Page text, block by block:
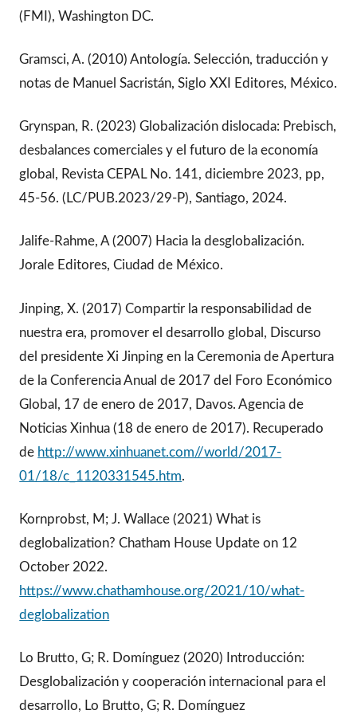
(FMI), Washington DC.
Gramsci, A. (2010) Antología. Selección, traducción y
notas de Manuel Sacristán, Siglo XXI Editores, México.
Grynspan, R. (2023) Globalización dislocada: Prebisch,
desbalances comerciales y el futuro de la economía
global, Revista CEPAL No. 141, diciembre 2023, pp,
45-56. (LC/PUB.2023/29-P), Santiago, 2024.
Jalife-Rahme, A (2007) Hacia la desglobalización.
Jorale Editores, Ciudad de México.
Jinping, X. (2017) Compartir la responsabilidad de
nuestra era, promover el desarrollo global, Discurso
del presidente Xi Jinping en la Ceremonia de Apertura
de la Conferencia Anual de 2017 del Foro Económico
Global, 17 de enero de 2017, Davos. Agencia de
Noticias Xinhua (18 de enero de 2017). Recuperado
de http://www.xinhuanet.com//world/2017-
01/18/c_1120331545.htm.
Kornprobst, M; J. Wallace (2021) What is
deglobalization? Chatham House Update on 12
October 2022.
https://www.chathamhouse.org/2021/10/what-
deglobalization
Lo Brutto, G; R. Domínguez (2020) Introducción:
Desglobalización y cooperación internacional para el
desarrollo, Lo Brutto, G; R. Domínguez